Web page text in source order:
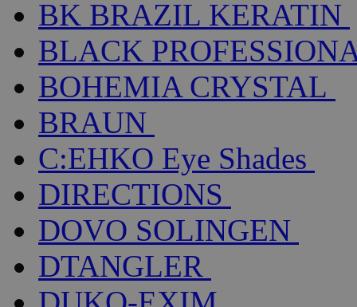
BK BRAZIL KERATIN
BLACK
BOHEMIA CRYSTAL
BRAUN
C:EHKO Eye Shades
DIRECTIONS
DOVO SOLINGEN
DTANGLER